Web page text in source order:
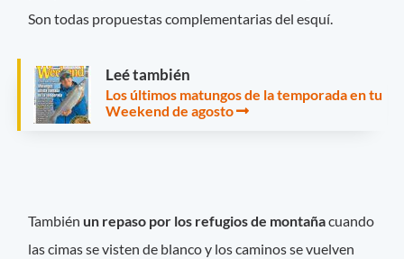
Son todas propuestas complementarias del esquí.
Leé también
Los últimos matungos de la temporada en tu
Weekend de agosto
También un repaso por los refugios de montañacuando
las cimas se visten de blanco y los caminos se vuelven